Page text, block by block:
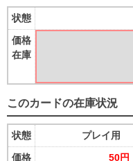
状態
価格
在庫
このカードの在庫状況
状態
価格
プレイ用
50円